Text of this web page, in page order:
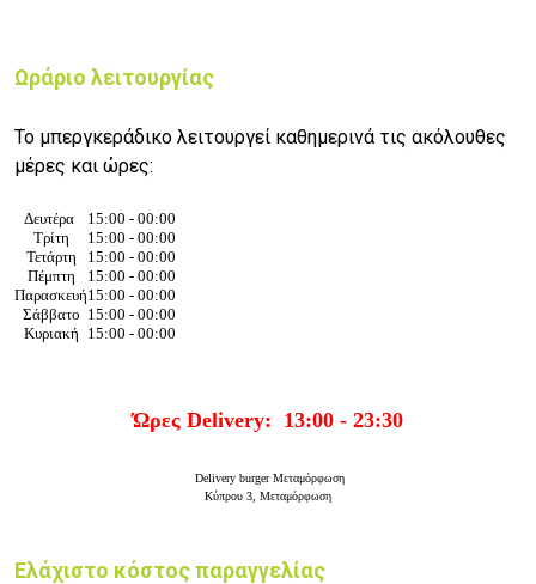
Ωράριο λειτουργίας
Το μπεργκεράδικο λειτουργεί καθημερινά τις ακόλουθες
μέρες και ώρες:
Δευτέρα
15:00 - 00:00
Τρίτη
15:00 - 00:00
Τετάρτη
15:00 - 00:00
Πέμπτη
15:00 - 00:00
Παρασκευή15:00 - 00:00
Σάββατο 15:00 - 00:00
Κυριακή 15:00 - 00:00
Ώρες Delivery: 13:00 - 23:30
Delivery burger Μεταμόρφωση
Κύπρου 3, Μεταμόρφωση
Ελάχιστο κόστος παραγγελίας